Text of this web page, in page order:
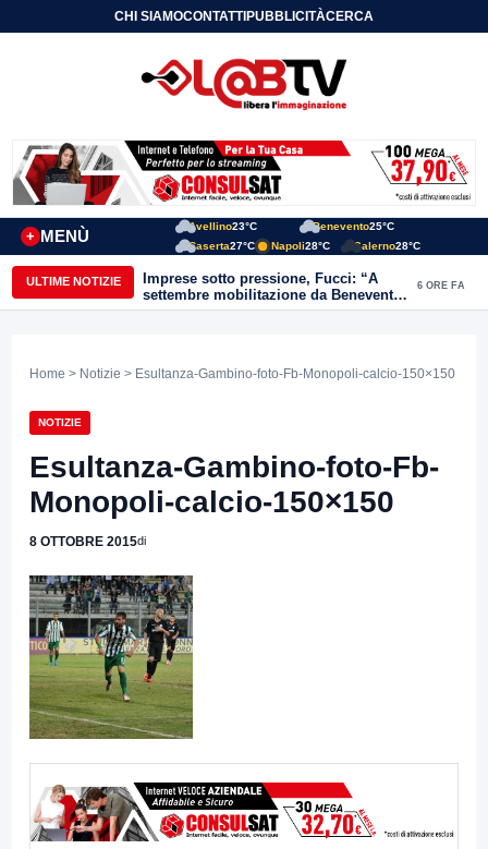
CHI SIAMOCONTATTIPUBBLICITÀCERCA
MENÙ
+
Avellino23°C Benevento25°C
Caserta27°C Napoli28°C Salerno28°C
ULTIME NOTIZIE
Imprese sotto pressione, Fucci: “A
settembre mobilitazione da Benevento
e Avellino”
6 ORE FA
Home > Notizie > Esultanza-Gambino-foto-Fb-Monopoli-calcio-150×150
NOTIZIE
Esultanza-Gambino-foto-Fb-
Monopoli-calcio-150×150
8 OTTOBRE 2015di